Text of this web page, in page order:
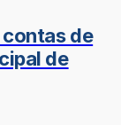
contas de
de